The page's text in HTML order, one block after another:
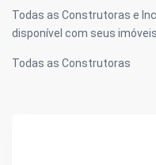
Todas as Construtoras e
disponível com seus
Todas as Construtoras